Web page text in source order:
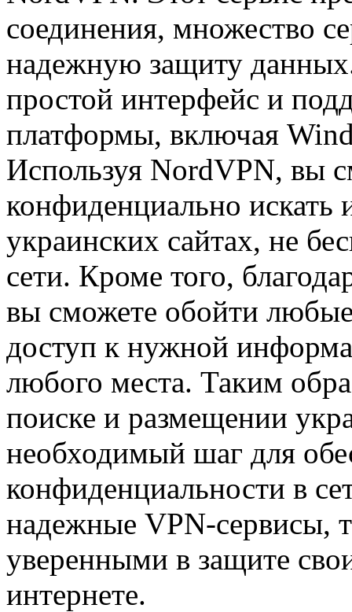
соединения, множество
надежную защиту
простой интерфейс и
платформы, включая
Используя NordVPN, вы
конфиденциально искать
украинских сайтах, не
сети. Кроме того,
вы сможете обойти
доступ к нужной
любого места. Таким
поиске и размещении
необходимый шаг для
конфиденциальности в
надежные VPN-сервисы,
уверенными в защите
интернете.